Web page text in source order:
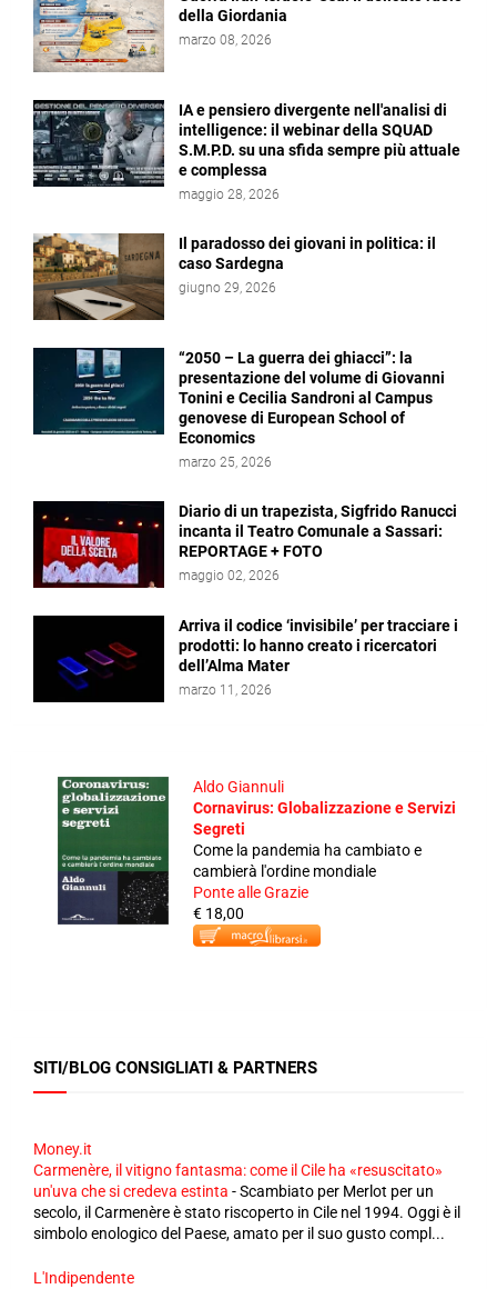
della Giordania
marzo 08, 2026
IA e pensiero divergente nell'analisi di
intelligence: il webinar della SQUAD
S.M.P.D. su una sfida sempre più attuale
e complessa
maggio 28, 2026
Il paradosso dei giovani in politica: il
caso Sardegna
giugno 29, 2026
“2050 – La guerra dei ghiacci”: la
presentazione del volume di Giovanni
Tonini e Cecilia Sandroni al Campus
genovese di European School of
Economics
marzo 25, 2026
Diario di un trapezista, Sigfrido Ranucci
incanta il Teatro Comunale a Sassari:
REPORTAGE + FOTO
maggio 02, 2026
Arriva il codice ‘invisibile’ per tracciare i
prodotti: lo hanno creato i ricercatori
dell’Alma Mater
marzo 11, 2026
Aldo Giannuli
Cornavirus: Globalizzazione e Servizi
Segreti
Come la pandemia ha cambiato e
cambierà l'ordine mondiale
Ponte alle Grazie
€ 18,00
SITI/BLOG CONSIGLIATI & PARTNERS
Money.it
Carmenère, il vitigno fantasma: come il Cile ha «resuscitato»
un'uva che si credeva estinta -Scambiato per Merlot per un
secolo, il Carmenère è stato riscoperto in Cile nel 1994. Oggi è il
simbolo enologico del Paese, amato per il suo gusto compl...
L'Indipendente